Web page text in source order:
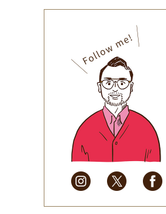
(32)
2025年9月(30)
2025年8月(31)
2025年7月(37)
2025年6月(48)
2025年5月
(41)
2025年4月
(32)
2025年3月(31)
2025年2月
(28)
2025年1月
(34)